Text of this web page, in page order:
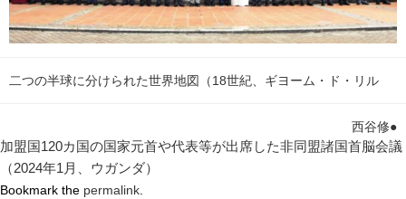
二つの半球に分けられた世界地図（18世紀、ギヨーム・ド・リル
西谷修●
加盟国120カ国の国家元首や代表等が出席した非同盟諸国首脳会議
（2024年1月、ウガンダ）
Bookmark the permalink.